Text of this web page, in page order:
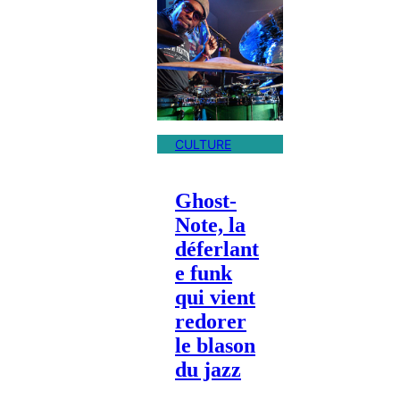
CULTURE
Ghost-
Note, la
déferlant
e funk
qui vient
redorer
le blason
du jazz